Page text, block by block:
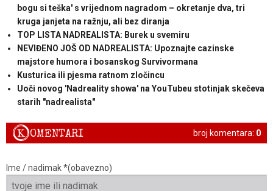
bogu si teška' s vrijednom nagradom – okretanje dva, tri
kruga janjeta na ražnju, ali bez diranja
TOP LISTA NADREALISTA: Burek u svemiru
NEVIĐENO JOŠ OD NADREALISTA: Upoznajte cazinske
majstore humora i bosanskog Survivormana
Kusturica ili pjesma ratnom zločincu
Uoči novog 'Nadreality showa' na YouTubeu stotinjak skečeva
starih "nadrealista"
broj komentara: 0
KOMENTARI
Ime / nadimak *(obavezno)